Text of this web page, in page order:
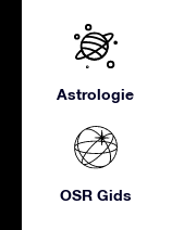
Astrologie
OSR Gids